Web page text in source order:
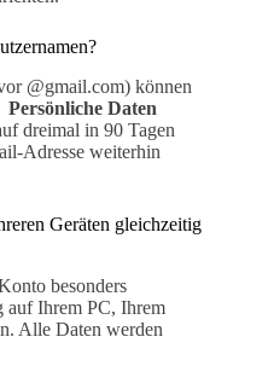
@gmail.com) können
Persönliche Daten
dreimal in 90 Tagen
Adresse weiterhin
Geräten gleichzeitig
besonders
auf Ihrem PC, Ihrem
Alle Daten werden